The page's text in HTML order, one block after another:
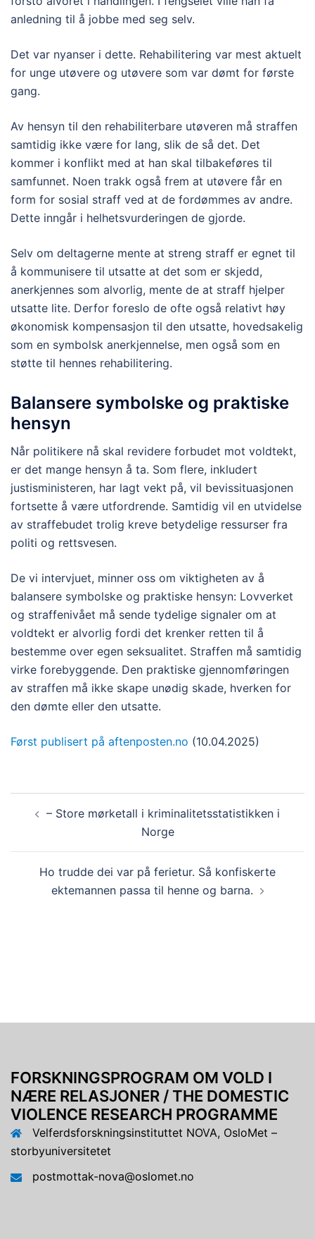
anledning til å jobbe med seg selv.
Det var nyanser i dette. Rehabilitering var mest aktuelt
for unge utøvere og utøvere som var dømt for første
gang.
Av hensyn til den rehabiliterbare utøveren må straffen
samtidig ikke være for lang, slik de så det. Det
kommer i konflikt med at han skal tilbakeføres til
samfunnet. Noen trakk også frem at utøvere får en
form for sosial straff ved at de fordømmes av andre.
Dette inngår i helhetsvurderingen de gjorde.
Selv om deltagerne mente at streng straff er egnet til
å kommunisere til utsatte at det som er skjedd,
anerkjennes som alvorlig, mente de at straff hjelper
utsatte lite. Derfor foreslo de ofte også relativt høy
økonomisk kompensasjon til den utsatte, hovedsakelig
som en symbolsk anerkjennelse, men også som en
støtte til hennes rehabilitering.
Balansere symbolske og praktiske
hensyn
Når politikere nå skal revidere forbudet mot voldtekt,
er det mange hensyn å ta. Som flere, inkludert
justisministeren, har lagt vekt på, vil bevissituasjonen
fortsette å være utfordrende. Samtidig vil en utvidelse
av straffebudet trolig kreve betydelige ressurser fra
politi og rettsvesen.
De vi intervjuet, minner oss om viktigheten av å
balansere symbolske og praktiske hensyn: Lovverket
og straffenivået må sende tydelige signaler om at
voldtekt er alvorlig fordi det krenker retten til å
bestemme over egen seksualitet. Straffen må samtidig
virke forebyggende. Den praktiske gjennomføringen
av straffen må ikke skape unødig skade, hverken for
den dømte eller den utsatte.
Først publisert på aftenposten.no (10.04.2025)
– Store mørketall i kriminalitetsstatistikken i
Norge
Ho trudde dei var på ferietur. Så konfiskerte
ektemannen passa til henne og barna.
FORSKNINGSPROGRAM OM VOLD I
NÆRE RELASJONER / THE DOMESTIC
VIOLENCE RESEARCH PROGRAMME
Velferdsforskningsinstituttet NOVA, OsloMet –
storbyuniversitetet
postmottak-nova@oslomet.no